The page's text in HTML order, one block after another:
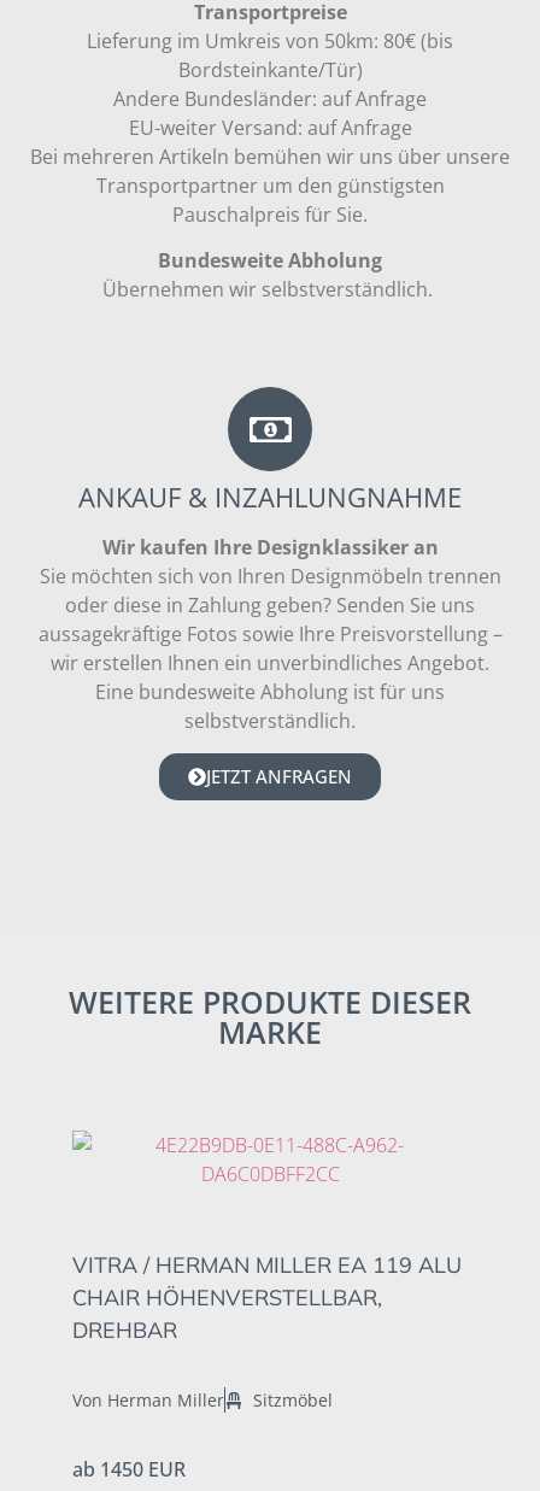
Transportpreise
Lieferung im Umkreis von 50km: 80€ (bis
Bordsteinkante/Tür)
Andere Bundesländer: auf Anfrage
EU-weiter Versand: auf Anfrage
Bei mehreren Artikeln bemühen wir uns über unsere
Transportpartner um den günstigsten
Pauschalpreis für Sie.
Bundesweite Abholung
Übernehmen wir selbstverständlich.
ANKAUF & INZAHLUNGNAHME
Wir kaufen Ihre Designklassiker an
Sie möchten sich von Ihren Designmöbeln trennen
oder diese in Zahlung geben? Senden Sie uns
aussagekräftige Fotos sowie Ihre Preisvorstellung –
wir erstellen Ihnen ein unverbindliches Angebot.
Eine bundesweite Abholung ist für uns
selbstverständlich.
JETZT ANFRAGEN
WEITERE PRODUKTE DIESER
MARKE
VITRA / HERMAN MILLER EA 119 ALU
CHAIR HÖHENVERSTELLBAR,
DREHBAR
Von Herman Miller Sitzmöbel
ab 1450 EUR